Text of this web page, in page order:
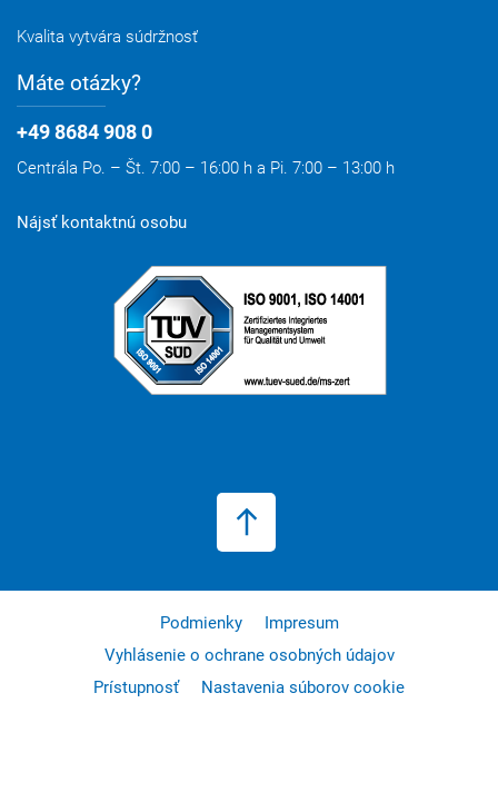
Kvalita vytvára súdržnosť
Máte otázky?
+49 8684 908 0
Centrála Po. – Št. 7:00 – 16:00 h a Pi. 7:00 – 13:00 h
Nájsť kontaktnú osobu
Podmienky
Impresum
Vyhlásenie o ochrane osobných údajov
Prístupnosť
Nastavenia súborov cookie